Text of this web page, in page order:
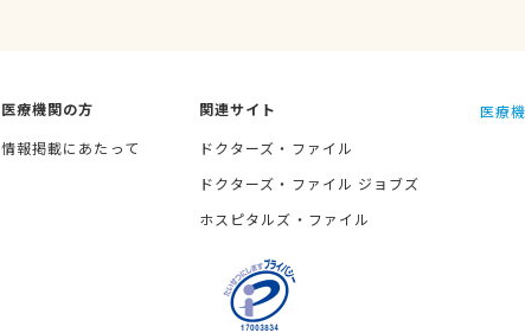
医療機関の方
情報掲載にあたって
関連サイト
ドクターズ・ファイル
ドクターズ・ファイル ジョブズ
ホスピタルズ・ファイル
医療